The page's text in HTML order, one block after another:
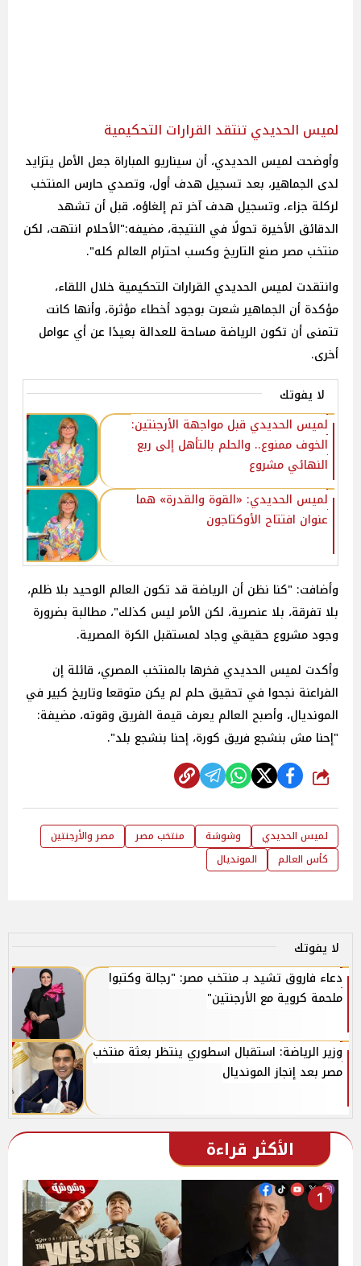
لميس الحديدي تنتقد القرارات التحكيمية
وأوضحت لميس الحديدي، أن سيناريو المباراة جعل الأمل يتزايد
لدى الجماهير، بعد تسجيل هدف أول، وتصدي حارس المنتخب
لركلة جزاء، وتسجيل هدف آخر تم إلغاؤه، قبل أن تشهد
الدقائق الأخيرة تحولًا في النتيجة، مضيفه:"الأحلام انتهت، لكن
منتخب مصر صنع التاريخ وكسب احترام العالم كله".
وانتقدت لميس الحديدي القرارات التحكيمية خلال اللقاء،
مؤكدة أن الجماهير شعرت بوجود أخطاء مؤثرة، وأنها كانت
تتمنى أن تكون الرياضة مساحة للعدالة بعيدًا عن أي عوامل
أخرى.
لا يفوتك
لميس الحديدي قبل مواجهة الأرجنتين:
الخوف ممنوع.. والحلم بالتأهل إلى ربع
النهائي مشروع
لميس الحديدي: «القوة والقدرة» هما
عنوان افتتاح الأوكتاجون
وأضافت: "كنا نظن أن الرياضة قد تكون العالم الوحيد بلا ظلم،
بلا تفرقة، بلا عنصرية، لكن الأمر ليس كذلك"، مطالبة بضرورة
وجود مشروع حقيقي وجاد لمستقبل الكرة المصرية.
وأكدت لميس الحديدي فخرها بالمنتخب المصري، قائلة إن
الفراعنة نجحوا في تحقيق حلم لم يكن متوقعا وتاريخ كبير في
المونديال، وأصبح العالم يعرف قيمة الفريق وقوته، مضيفة:
"إحنا مش بنشجع فريق كورة، إحنا بنشجع بلد".
شارك
لميس الحديدي وشوشة منتخب مصر
مصر والأرجنتين
كأس العالم
المونديال
لا يفوتك
دعاء فاروق تشيد بـ منتخب مصر: "رجالة وكتبوا
ملحمة كروية مع الأرجنتين"
وزير الرياضة: استقبال اسطوري ينتظر بعثة منتخب
مصر بعد إنجاز المونديال
الأكثر قراءة
1